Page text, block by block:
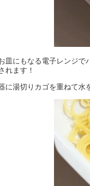
お皿にもなる電子レンジ
れます！
に湯切りカゴを重ねて水